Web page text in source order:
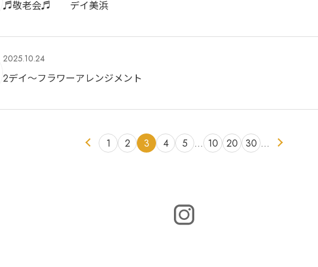
♬敬老会♬ デイ美浜
2025.10.24
2デイ～フラワーアレンジメント
1 2 3 4 5 … 10 20 30 …